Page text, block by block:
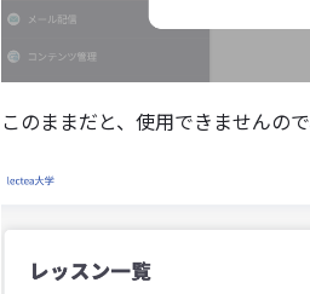
このままだと、使用できませんの